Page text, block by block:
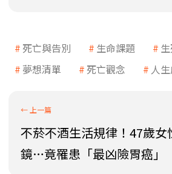
死亡與告別 生命課題
夢想清單
死亡觀念 人
不菸不酒生活規律！47歲女
鏡…竟罹患「最凶險胃癌」